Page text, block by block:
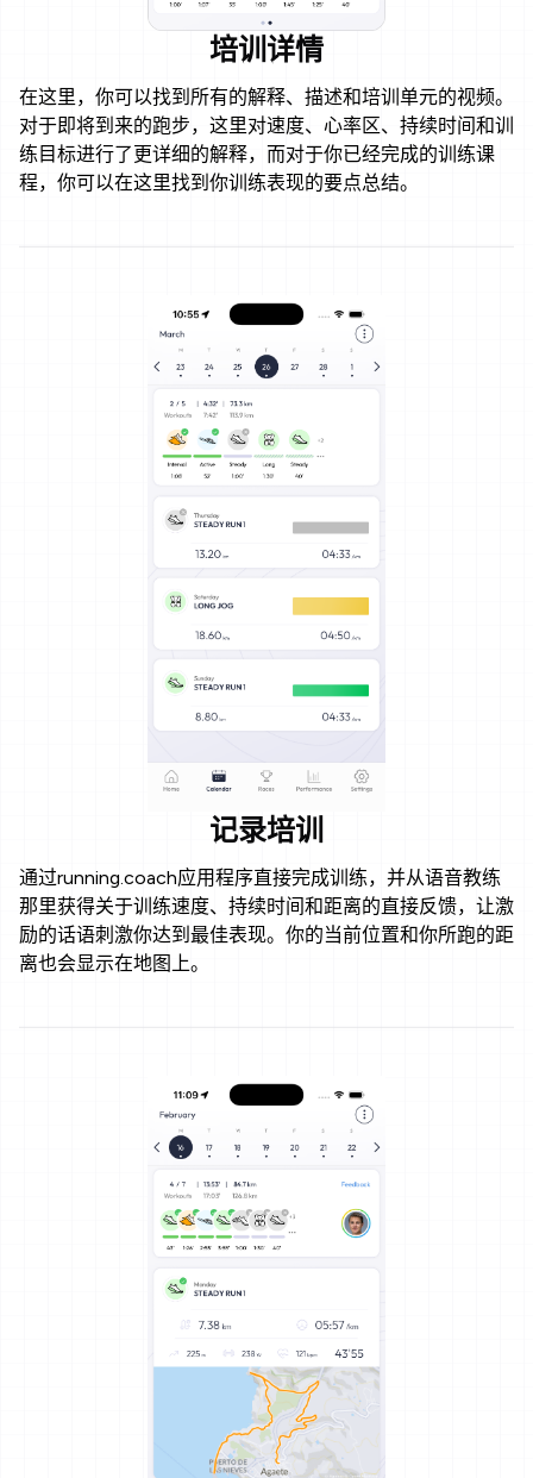
培训详情
在这里，你可以找到所有的解释、描述和培训单元的视频。
对于即将到来的跑步，这里对速度、心率区、持续时间和训
练目标进行了更详细的解释，而对于你已经完成的训练课
程，你可以在这里找到你训练表现的要点总结。
记录培训
通过running.coach应用程序直接完成训练，并从语音教练
那里获得关于训练速度、持续时间和距离的直接反馈，让激
励的话语刺激你达到最佳表现。你的当前位置和你所跑的距
离也会显示在地图上。